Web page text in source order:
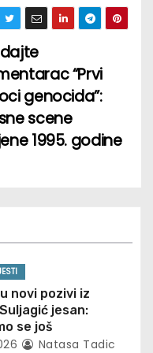
“Prvi
genocida”:
scene
1995. godine
novi pozivi iz
jesan:
se još
Natasa Tadic